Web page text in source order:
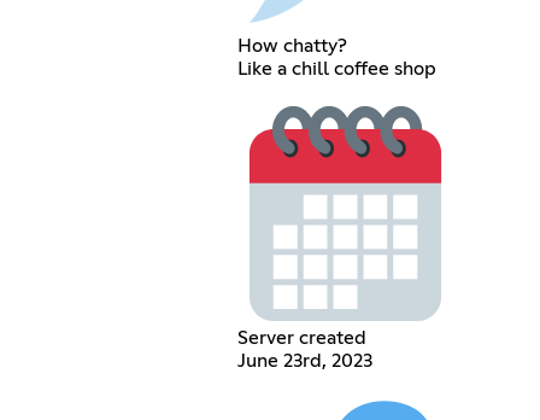
How chatty?
Like a chill coffee shop
Server created
June 23rd, 2023